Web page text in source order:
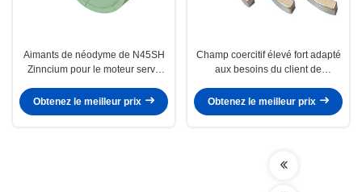
Aimants de néodyme de N45SH
Zinncium pour le moteur servo
2048
Obtenez le meilleur prix
Champ coercitif élevé fort adapté
aux besoins du client de
de moteur
Obtenez le meilleur prix